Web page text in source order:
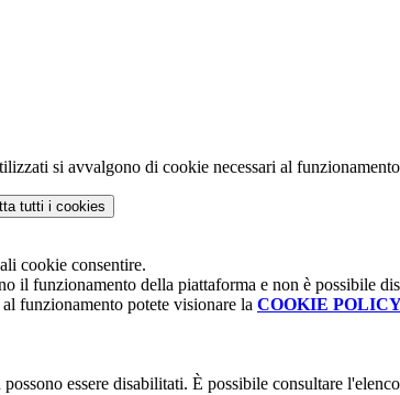
si avvalgono di cookie necessari al
tutti i cookies
cookie consentire.
il funzionamento della piattaforma e non è possibile
funzionamento potete visionare la COOKIE
essere disabilitati. È possibile consultare